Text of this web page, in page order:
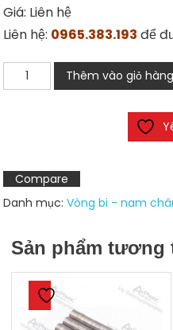
Giá: Liên hệ
Liên hệ: 0965.383.193 để
Vòng
bi
lượng
Thêm vào giỏ hàng
Compare
Danh mục:Vòng bi - nam
Sản phẩm tương